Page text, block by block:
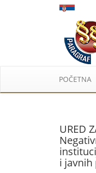
POČETNA
URED
i javnih